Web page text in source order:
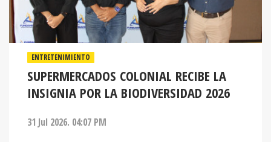
ENTRETENIMIENTO
SUPERMERCADOS COLONIAL RECIBE LA
INSIGNIA POR LA BIODIVERSIDAD 2026
31 Jul 2026. 04:07 PM